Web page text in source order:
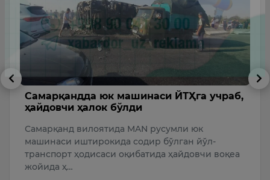
Самарқандда юк машинаси ЙТҲга учраб,
ҳайдовчи ҳалок бўлди
Самарқанд вилоятида MAN русумли юк
машинаси иштирокида содир бўлган йўл-
транспорт ҳодисаси оқибатида ҳайдовчи воқеа
жойида ҳ…